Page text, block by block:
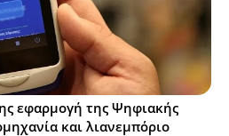
εφαρμογή της Ψηφιακής
και λιανεμπόριο